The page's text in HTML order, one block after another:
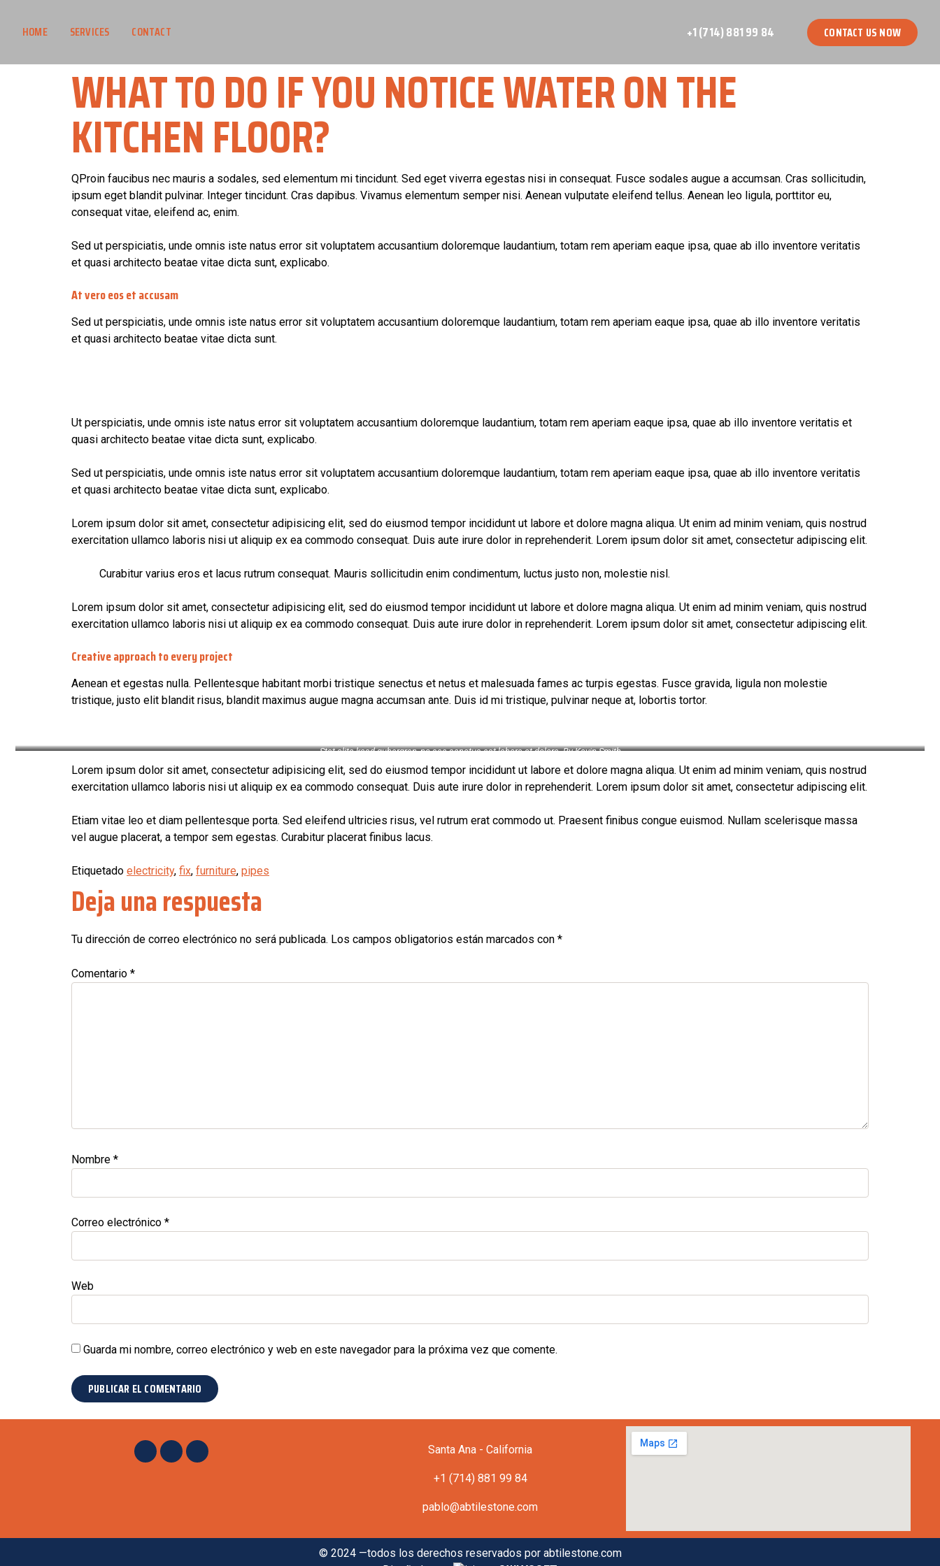
HOME SERVICES CONTACT +1 (714) 881 99 84 CONTACT US NOW
WHAT TO DO IF YOU NOTICE WATER ON THE
KITCHEN FLOOR?
QProin faucibus nec mauris a sodales, sed elementum mi tincidunt. Sed eget viverra egestas nisi in consequat. Fusce sodales augue a accumsan. Cras sollicitudin,
ipsum eget blandit pulvinar. Integer tincidunt. Cras dapibus. Vivamus elementum semper nisi. Aenean vulputate eleifend tellus. Aenean leo ligula, porttitor eu,
consequat vitae, eleifend ac, enim.
Sed ut perspiciatis, unde omnis iste natus error sit voluptatem accusantium doloremque laudantium, totam rem aperiam eaque ipsa, quae ab illo inventore veritatis
et quasi architecto beatae vitae dicta sunt, explicabo.
At vero eos et accusam
Sed ut perspiciatis, unde omnis iste natus error sit voluptatem accusantium doloremque laudantium, totam rem aperiam eaque ipsa, quae ab illo inventore veritatis
et quasi architecto beatae vitae dicta sunt.
Ut perspiciatis, unde omnis iste natus error sit voluptatem accusantium doloremque laudantium, totam rem aperiam eaque ipsa, quae ab illo inventore veritatis et
quasi architecto beatae vitae dicta sunt, explicabo.
Sed ut perspiciatis, unde omnis iste natus error sit voluptatem accusantium doloremque laudantium, totam rem aperiam eaque ipsa, quae ab illo inventore veritatis
et quasi architecto beatae vitae dicta sunt, explicabo.
Lorem ipsum dolor sit amet, consectetur adipisicing elit, sed do eiusmod tempor incididunt ut labore et dolore magna aliqua. Ut enim ad minim veniam, quis nostrud
exercitation ullamco laboris nisi ut aliquip ex ea commodo consequat. Duis aute irure dolor in reprehenderit. Lorem ipsum dolor sit amet, consectetur adipiscing elit.
Curabitur varius eros et lacus rutrum consequat. Mauris sollicitudin enim condimentum, luctus justo non, molestie nisl.
Lorem ipsum dolor sit amet, consectetur adipisicing elit, sed do eiusmod tempor incididunt ut labore et dolore magna aliqua. Ut enim ad minim veniam, quis nostrud
exercitation ullamco laboris nisi ut aliquip ex ea commodo consequat. Duis aute irure dolor in reprehenderit. Lorem ipsum dolor sit amet, consectetur adipiscing elit.
Creative approach to every project
Aenean et egestas nulla. Pellentesque habitant morbi tristique senectus et netus et malesuada fames ac turpis egestas. Fusce gravida, ligula non molestie
tristique, justo elit blandit risus, blandit maximus augue magna accumsan ante. Duis id mi tristique, pulvinar neque at, lobortis tortor.
Stet clita kasd gubergren, no sea sanctus est labore et dolore. ByKevin Smith
Lorem ipsum dolor sit amet, consectetur adipisicing elit, sed do eiusmod tempor incididunt ut labore et dolore magna aliqua. Ut enim ad minim veniam, quis nostrud
exercitation ullamco laboris nisi ut aliquip ex ea commodo consequat. Duis aute irure dolor in reprehenderit. Lorem ipsum dolor sit amet, consectetur adipiscing elit.
Etiam vitae leo et diam pellentesque porta. Sed eleifend ultricies risus, vel rutrum erat commodo ut. Praesent finibus congue euismod. Nullam scelerisque massa
vel augue placerat, a tempor sem egestas. Curabitur placerat finibus lacus.
Etiquetado electricity, fix, furniture, pipes
Deja una respuesta
Tu dirección de correo electrónico no será publicada. Los campos obligatorios están marcados con *
Comentario *
Nombre *
Correo electrónico *
Web
Guarda mi nombre, correo electrónico y web en este navegador para la próxima vez que comente.
Santa Ana - California
+1 (714) 881 99 84
pablo@abtilestone.com
© 2024 —todos los derechos reservados por abtilestone.com